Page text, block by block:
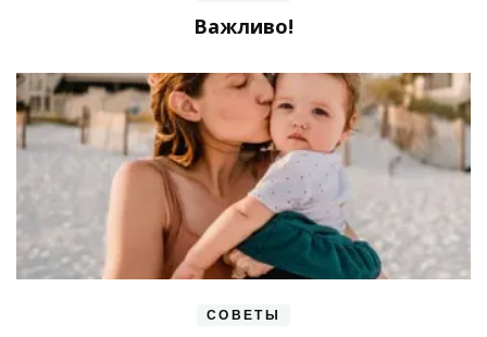
Важливо!
СОВЕТЫ